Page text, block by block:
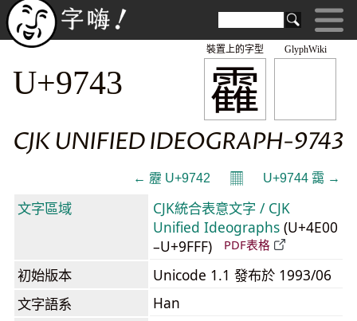
GlyphWiki
靃
裝置上的字型
U+9743
CJK UNIFIED IDEOGRAPH-9743
← 靂 U+9742 𝄜 U+9744 靄 →
文字區域
CJK統合表意文字 / CJK
Unified Ideographs (U+4E00
–U+9FFF)
PDF表格
初始版本
Unicode 1.1 發布於 1993/06
文字語系
Han